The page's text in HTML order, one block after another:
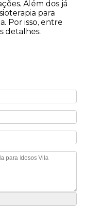
Além dos já
para
Por isso, entre
detalhes.